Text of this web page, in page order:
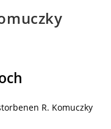
R. Komuczky